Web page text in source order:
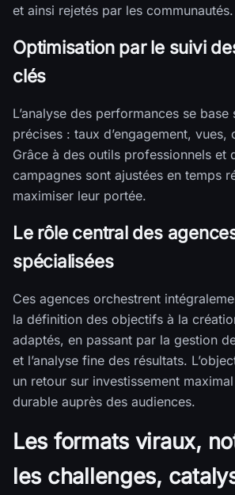
et ainsi rejetés par les communautés.
Optimisation par le suivi
clés
L’analyse des performances se
précises : taux d’engagement, vues,
Grâce à des outils professionnels et
campagnes sont ajustées en temps
maximiser leur portée.
Le rôle central des
spécialisées
Ces agences orchestrent
la définition des objectifs à la
adaptés, en passant par la gestion
et l’analyse fine des résultats.
un retour sur investissement
durable auprès des audiences.
Les formats viraux,
les challenges,